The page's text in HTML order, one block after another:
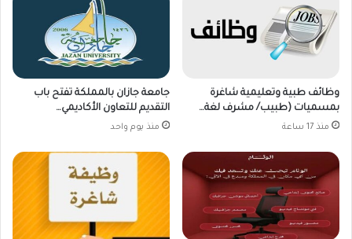
وظائف طبية وتعليمية شاغرة
بمسميات (طبيب/ مشرف لغة…
منذ 17 ساعة
جامعة جازان بالمملكة تفتح باب
التقديم للتعاون الأكاديمي…
منذ يوم واحد